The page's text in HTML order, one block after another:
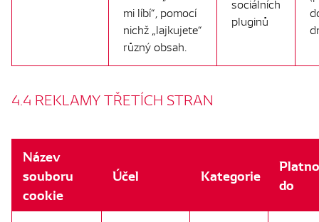
mi líbí“, pomocí
nichž „lajkujete“
různý obsah.
sociálních
pluginů
4.4 REKLAMY TŘETÍCH STRAN
Název
souboru
cookie
Účel Kategorie
do